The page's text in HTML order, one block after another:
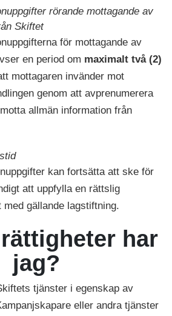
rörande mottagande av
Skiftet
för mottagande av
en period om maximalt två (2)
mottagaren invänder mot
genom att avprenumerera
allmän information från
kan fortsätta att ske för
att uppfylla en rättslig
gällande lagstiftning.
har
jag?
tjänster i egenskap av
eller andra tjänster